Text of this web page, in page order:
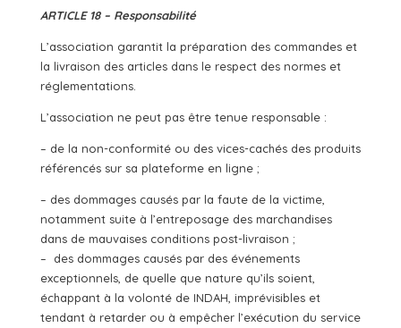
ARTICLE 18 – Responsabilité
L’association garantit la préparation des commandes et
la livraison des articles dans le respect des normes et
réglementations.
L’association ne peut pas être tenue responsable :
– de la non-conformité ou des vices-cachés des produits
référencés sur sa plateforme en ligne ;
– des dommages causés par la faute de la victime,
notamment suite à l’entreposage des marchandises
dans de mauvaises conditions post-livraison ;
– des dommages causés par des événements
exceptionnels, de quelle que nature qu’ils soient,
échappant à la volonté de INDAH, imprévisibles et
tendant à retarder ou à empêcher l’exécution du service